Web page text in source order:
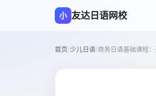
小 友达日语网校
首页/少儿日语/商务日语基础课程